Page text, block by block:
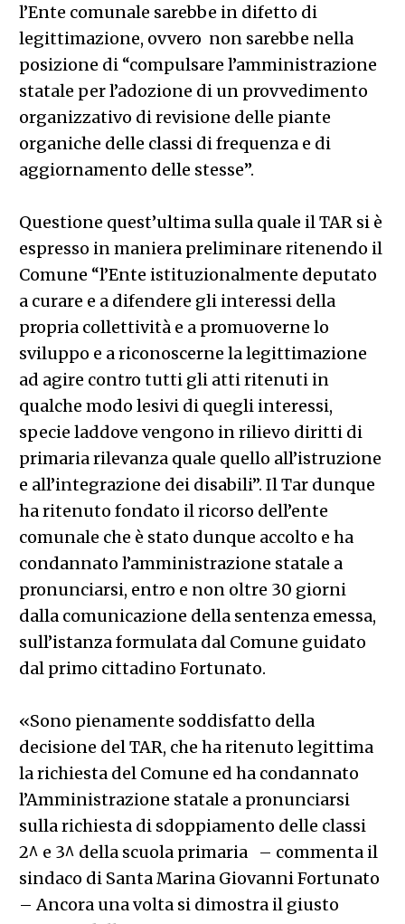
l’Ente comunale sarebbe in difetto di
legittimazione, ovvero non sarebbe nella
posizione di “compulsare l’amministrazione
statale per l’adozione di un provvedimento
organizzativo di revisione delle piante
organiche delle classi di frequenza e di
aggiornamento delle stesse”.
Questione quest’ultima sulla quale il TAR si è
espresso in maniera preliminare ritenendo il
Comune “l’Ente istituzionalmente deputato
a curare e a difendere gli interessi della
propria collettività e a promuoverne lo
sviluppo e a riconoscerne la legittimazione
ad agire contro tutti gli atti ritenuti in
qualche modo lesivi di quegli interessi,
specie laddove vengono in rilievo diritti di
primaria rilevanza quale quello all’istruzione
e all’integrazione dei disabili”. Il Tar dunque
ha ritenuto fondato il ricorso dell’ente
comunale che è stato dunque accolto e ha
condannato l’amministrazione statale a
pronunciarsi, entro e non oltre 30 giorni
dalla comunicazione della sentenza emessa,
sull’istanza formulata dal Comune guidato
dal primo cittadino Fortunato.
«Sono pienamente soddisfatto della
decisione del TAR, che ha ritenuto legittima
la richiesta del Comune ed ha condannato
l’Amministrazione statale a pronunciarsi
sulla richiesta di sdoppiamento delle classi
2^ e 3^ della scuola primaria – commenta il
sindaco di Santa Marina Giovanni Fortunato
– Ancora una volta si dimostra il giusto